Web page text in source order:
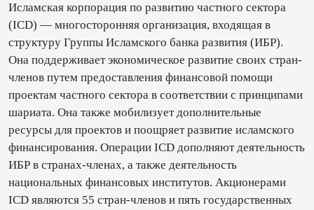
Исламская корпорация по развитию частного сектора
(ICD) — многосторонняя организация, входящая в
структуру Группы Исламского банка развития (ИБР).
Она поддерживает экономическое развитие своих стран-
членов путем предоставления финансовой помощи
проектам частного сектора в соответствии с принципами
шариата. Она также мобилизует дополнительные
ресурсы для проектов и поощряет развитие исламского
финансирования. Операции ICD дополняют деятельность
ИБР в странах-членах, а также деятельность
национальных финансовых институтов. Акционерами
ICD являются 55 стран-членов и пять государственных